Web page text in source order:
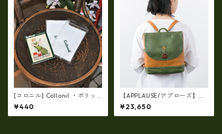
[コロニル] Collonil ・ポリッ
シングクロス【1枚】（ふき取
り布）-14 バッグ・財布用レ
ザーケア
¥440
【APPLAUSE/アプローズ】レ
ザー コンビフラップ リュック
（日本製）ap-5012
¥23,650